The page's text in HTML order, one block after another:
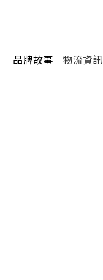
品牌故事 物流資訊